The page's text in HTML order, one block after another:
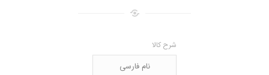
شرح کالا
نام فارسی